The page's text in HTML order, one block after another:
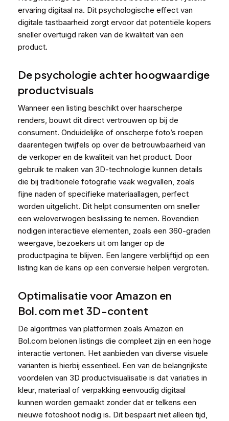
ervaring digitaal na. Dit psychologische effect van
digitale tastbaarheid zorgt ervoor dat potentiële kopers
sneller overtuigd raken van de kwaliteit van een
product.
De psychologie achter hoogwaardige
productvisuals
Wanneer een listing beschikt over haarscherpe
renders, bouwt dit direct vertrouwen op bij de
consument. Onduidelijke of onscherpe foto’s roepen
daarentegen twijfels op over de betrouwbaarheid van
de verkoper en de kwaliteit van het product. Door
gebruik te maken van 3D-technologie kunnen details
die bij traditionele fotografie vaak wegvallen, zoals
fijne naden of specifieke materiaallagen, perfect
worden uitgelicht. Dit helpt consumenten om sneller
een weloverwogen beslissing te nemen. Bovendien
nodigen interactieve elementen, zoals een 360-graden
weergave, bezoekers uit om langer op de
productpagina te blijven. Een langere verblijftijd op een
listing kan de kans op een conversie helpen vergroten.
Optimalisatie voor Amazon en
Bol.com met 3D-content
De algoritmes van platformen zoals Amazon en
Bol.com belonen listings die compleet zijn en een hoge
interactie vertonen. Het aanbieden van diverse visuele
varianten is hierbij essentieel. Een van de belangrijkste
voordelen van 3D productvisualisatie is dat variaties in
kleur, materiaal of verpakking eenvoudig digitaal
kunnen worden gemaakt zonder dat er telkens een
nieuwe fotoshoot nodig is. Dit bespaart niet alleen tijd,